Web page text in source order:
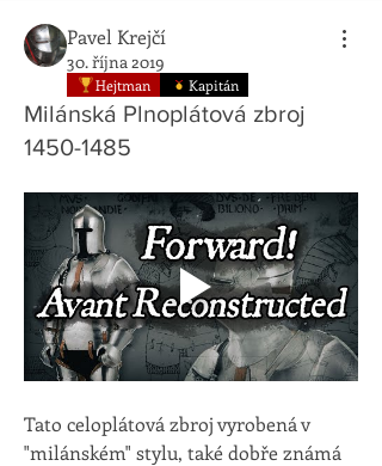
Pavel Krejčí
30. října 2019
Hejtman Kapitán
Milánská Plnoplátová zbroj
1450-1485
Tato celoplátová zbroj vyrobená v
"milánském" stylu, také dobře známá